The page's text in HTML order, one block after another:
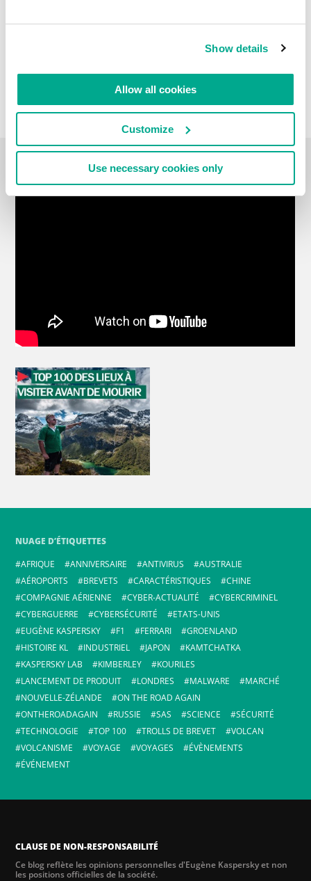
Show details
Allow all cookies
Customize
Use necessary cookies only
CARNET DE VOYAGE VIDÉO
NUAGE D’ÉTIQUETTES
AFRIQUE
ANNIVERSAIRE ANTIVIRUS
AUSTRALIE
AÉROPORTS
BREVETS CARACTÉRISTIQUES
CHINE
COMPAGNIE AÉRIENNE
CYBER-ACTUALITÉ
CYBERCRIMINEL
CYBERGUERRE
CYBERSÉCURITÉ
ETATS-UNIS
EUGÈNE KASPERSKY
F1 FERRARI
GROENLAND
HISTOIRE KL
INDUSTRIEL JAPON
KAMTCHATKA
KASPERSKY LAB
KIMBERLEY
KOURILES
LANCEMENT DE PRODUIT
LONDRES MALWARE
MARCHÉ
NOUVELLE-ZÉLANDE
ON THE ROAD AGAIN
ONTHEROADAGAIN
RUSSIE SAS SCIENCE
SÉCURITÉ
TECHNOLOGIE
TOP 100 TROLLS DE BREVET
VOLCAN
VOLCANISME
VOYAGE VOYAGES
ÉVÈNEMENTS
ÉVÉNEMENT
CLAUSE DE NON-RESPONSABILITÉ
Ce blog reflète les opinions personnelles d'Eugène Kaspersky et non
les positions officielles de la société.